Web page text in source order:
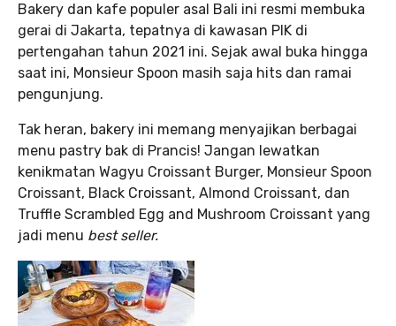
Bakery dan kafe populer asal Bali ini resmi membuka
gerai di Jakarta, tepatnya di kawasan PIK di
pertengahan tahun 2021 ini. Sejak awal buka hingga
saat ini, Monsieur Spoon masih saja hits dan ramai
pengunjung.
Tak heran, bakery ini memang menyajikan berbagai
menu pastry bak di Prancis! Jangan lewatkan
kenikmatan Wagyu Croissant Burger, Monsieur Spoon
Croissant, Black Croissant, Almond Croissant, dan
Truffle Scrambled Egg and Mushroom Croissant yang
jadi menu best seller.